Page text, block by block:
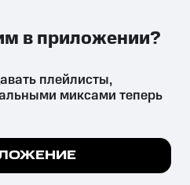
ПРИЛОЖЕНИЕ
причиняет вред здоровью,
и влечёт установленную
на сайте все
плейлисты,
миксами теперь